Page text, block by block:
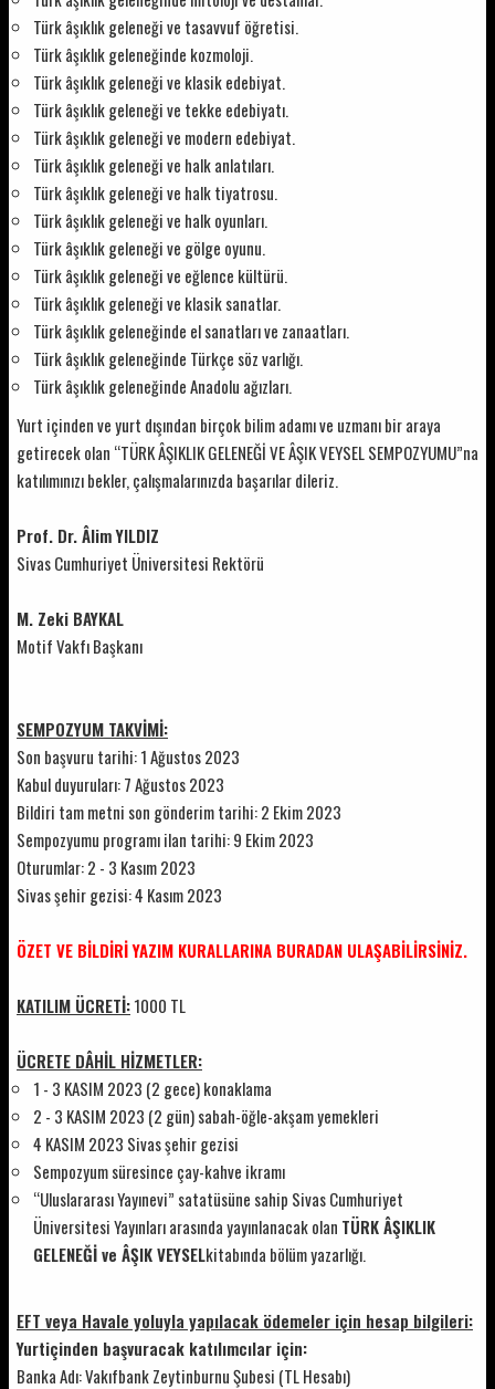
Türk âşıklık geleneği ve tasavvuf öğretisi.
Türk âşıklık geleneğinde kozmoloji.
Türk âşıklık geleneği ve klasik edebiyat.
Türk âşıklık geleneği ve tekke edebiyatı.
Türk âşıklık geleneği ve modern edebiyat.
Türk âşıklık geleneği ve halk anlatıları.
Türk âşıklık geleneği ve halk tiyatrosu.
Türk âşıklık geleneği ve halk oyunları.
Türk âşıklık geleneği ve gölge oyunu.
Türk âşıklık geleneği ve eğlence kültürü.
Türk âşıklık geleneği ve klasik sanatlar.
Türk âşıklık geleneğinde el sanatları ve zanaatları.
Türk âşıklık geleneğinde Türkçe söz varlığı.
Türk âşıklık geleneğinde Anadolu ağızları.
Yurt içinden ve yurt dışından birçok bilim adamı ve uzmanı bir araya
getirecek olan “TÜRK ÂŞIKLIK GELENEĞİ VE ÂŞIK VEYSEL SEMPOZYUMU”na
katılımınızı bekler, çalışmalarınızda başarılar dileriz.
Prof. Dr. Âlim YILDIZ
Sivas Cumhuriyet Üniversitesi Rektörü
M. Zeki BAYKAL
Motif Vakfı Başkanı
SEMPOZYUM TAKVİMİ:
Son başvuru tarihi: 1 Ağustos 2023
Kabul duyuruları: 7 Ağustos 2023
Bildiri tam metni son gönderim tarihi: 2 Ekim 2023
Sempozyumu programı ilan tarihi: 9 Ekim 2023
Oturumlar: 2 - 3 Kasım 2023
Sivas şehir gezisi: 4 Kasım 2023
ÖZET VE BİLDİRİ YAZIM KURALLARINA BURADAN ULAŞABİLİRSİNİZ.
KATILIM ÜCRETİ:1000 TL
ÜCRETE DÂHİL HİZMETLER:
1 - 3 KASIM 2023 (2 gece) konaklama
2 - 3 KASIM 2023 (2 gün) sabah-öğle-akşam yemekleri
4 KASIM 2023 Sivas şehir gezisi
Sempozyum süresince çay-kahve ikramı
“Uluslararası Yayınevi” satatüsüne sahip Sivas Cumhuriyet
Üniversitesi Yayınları arasında yayınlanacak olan TÜRK ÂŞIKLIK
GELENEĞİ ve ÂŞIK VEYSELkitabında bölüm yazarlığı.
EFT veya Havale yoluyla yapılacak ödemeler için hesap bilgileri:
Yurtiçinden başvuracak katılımcılar için:
Banka Adı: Vakıfbank Zeytinburnu Şubesi (TL Hesabı)